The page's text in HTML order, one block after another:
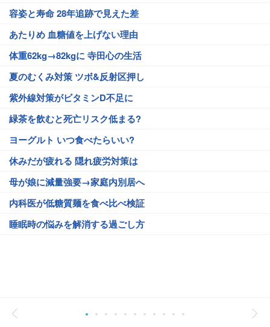
容姿と寿命 28年追跡で見えた差
あたりめ 血糖値を上げない理由
体重62kg→82kgに 寺田心の生活
夏のむくみ対策 ツボ&反射区押し
紫外線対策がビタミンD不足に
緑茶を飲むと死亡リスク低まる?
ヨーグルト いつ食べたらいい?
休みだが疲れる 隠れ疲労対策は
母が娘に減量強要→家庭内別居へ
内科医が低糖質麺を食べ比べ検証
睡眠時の悩みを解消する過ごし方